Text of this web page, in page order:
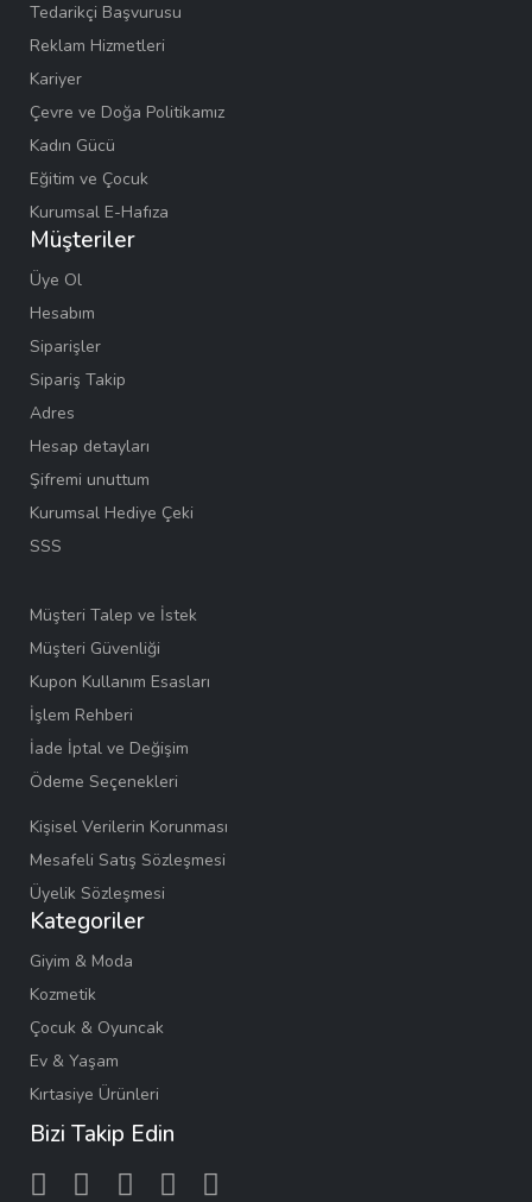
Tedarikçi Başvurusu
Reklam Hizmetleri
Kariyer
Çevre ve Doğa Politikamız
Kadın Gücü
Eğitim ve Çocuk
Kurumsal E-Hafıza
Müşteriler
Üye Ol
Hesabım
Siparişler
Sipariş Takip
Adres
Hesap detayları
Şifremi unuttum
Kurumsal Hediye Çeki
SSS
Müşteri Talep ve İstek
Müşteri Güvenliği
Kupon Kullanım Esasları
İşlem Rehberi
İade İptal ve Değişim
Ödeme Seçenekleri
Kişisel Verilerin Korunması
Mesafeli Satış Sözleşmesi
Üyelik Sözleşmesi
Kategoriler
Giyim & Moda
Kozmetik
Çocuk & Oyuncak
Ev & Yaşam
Kırtasiye Ürünleri
Bizi Takip Edin